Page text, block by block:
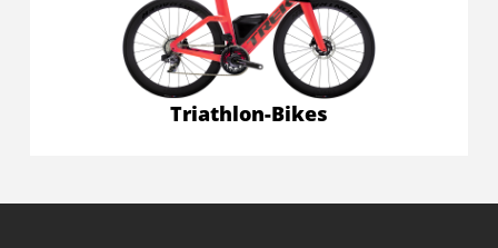
Triathlon-Bikes